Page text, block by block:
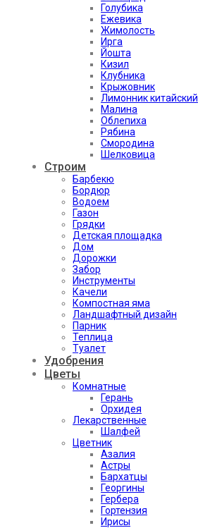
Голубика
Ежевика
Жимолость
Ирга
Йошта
Кизил
Клубника
Крыжовник
Лимонник китайский
Малина
Облепиха
Рябина
Смородина
Шелковица
Строим
Барбекю
Бордюр
Водоем
Газон
Грядки
Детская площадка
Дом
Дорожки
Забор
Инструменты
Качели
Компостная яма
Ландшафтный дизайн
Парник
Теплица
Туалет
Удобрения
Цветы
Комнатные
Герань
Орхидея
Лекарственные
Шалфей
Цветник
Азалия
Астры
Бархатцы
Георгины
Гербера
Гортензия
Ирисы